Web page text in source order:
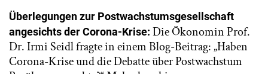
Überlegungen zur Postwachstumsgesellschaft
angesichts der Corona-Krise: Die Ökonomin Prof.
Dr. Irmi Seidl fragte in einem Blog-Beitrag: „Haben
Corona-Krise und die Debatte über Postwachstum